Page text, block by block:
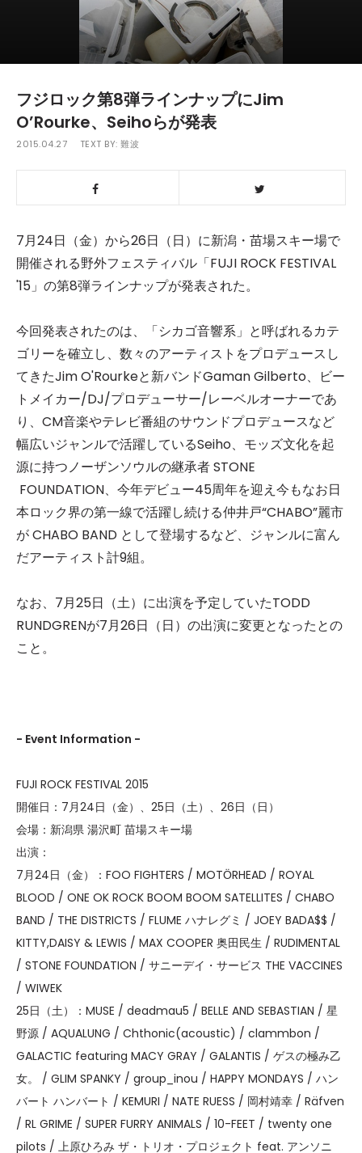
フジロック第8弾ラインナップにJim
O’Rourke、Seihoらが発表
2015.04.27 TEXT BY:難波
7月24日（金）から26日（日）に新潟・苗場スキー場で
開催される野外フェスティバル「FUJI ROCK FESTIVAL
'15」の第8弾ラインナップが発表された。
今回発表されたのは、「シカゴ音響系」と呼ばれるカテ
ゴリーを確立し、数々のアーティストをプロデュースし
てきたJim O'Rourkeと新バンドGaman Gilberto、ビー
トメイカー/DJ/プロデューサー/レーベルオーナーであ
り、CM音楽やテレビ番組のサウンドプロデュースなど
幅広いジャンルで活躍しているSeiho、モッズ文化を起
源に持つノーザンソウルの継承者 STONE
FOUNDATION、今年デビュー45周年を迎え今もなお日
本ロック界の第一線で活躍し続ける仲井戸“CHABO”麗市
が CHABO BAND として登場するなど、ジャンルに富ん
だアーティスト計9組。
なお、7月25日（土）に出演を予定していたTODD
RUNDGRENが7月26日（日）の出演に変更となったとの
こと。
- Event Information -
FUJI ROCK FESTIVAL 2015
開催日：7月24日（金）、25日（土）、26日（日）
会場：新潟県 湯沢町 苗場スキー場
出演：
7月24日（金）：FOO FIGHTERS / MOTӦRHEAD / ROYAL
BLOOD / ONE OK ROCK BOOM BOOM SATELLITES / CHABO
BAND / THE DISTRICTS / FLUME ハナレグミ / JOEY BADA$$ /
KITTY,DAISY & LEWIS / MAX COOPER 奥田民生 / RUDIMENTAL
/ STONE FOUNDATION / サニーデイ・サービス THE VACCINES
/ WIWEK
25日（土）：MUSE / deadmau5 / BELLE AND SEBASTIAN / 星
野源 / AQUALUNG / Chthonic(acoustic) / clammbon /
GALACTIC featuring MACY GRAY / GALANTIS / ゲスの極み乙
女。 / GLIM SPANKY / group_inou / HAPPY MONDAYS / ハン
バート ハンバート / KEMURI / NATE RUESS / 岡村靖幸 / Räfven
/ RL GRIME / SUPER FURRY ANIMALS / 10-FEET / twenty one
pilots / 上原ひろみ ザ・トリオ・プロジェクト feat. アンソニ